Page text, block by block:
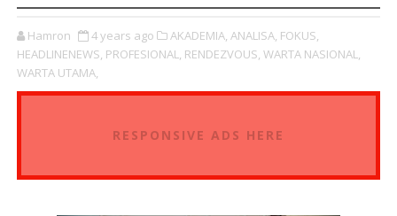
Hamron 4 years ago AKADEMIA, ANALISA, FOKUS,
HEADLINENEWS, PROFESIONAL, RENDEZVOUS, WARTA NASIONAL,
WARTA UTAMA,
RESPONSIVE ADS HERE